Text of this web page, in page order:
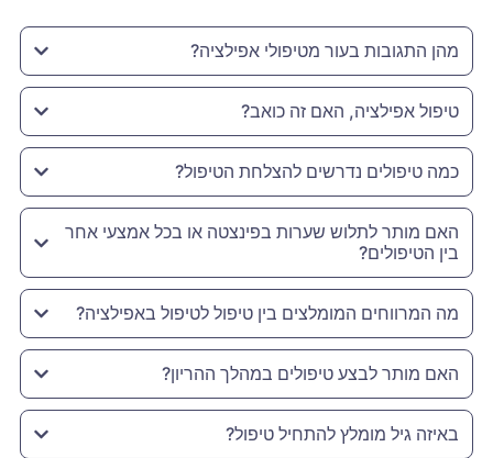
מהן התגובות בעור מטיפולי אפילציה?
טיפול אפילציה, האם זה כואב?
כמה טיפולים נדרשים להצלחת הטיפול?
האם מותר לתלוש שערות בפינצטה או בכל אמצעי אחר
בין הטיפולים?
מה המרווחים המומלצים בין טיפול לטיפול באפילציה?
האם מותר לבצע טיפולים במהלך ההריון?
באיזה גיל מומלץ להתחיל טיפול?